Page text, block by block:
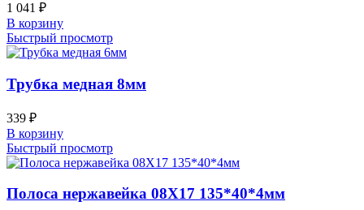
1 041 ₽
В корзину
Быстрый просмотр
Трубка медная 8мм
339 ₽
В корзину
Быстрый просмотр
Полоса нержавейка 08Х17 135*40*4мм